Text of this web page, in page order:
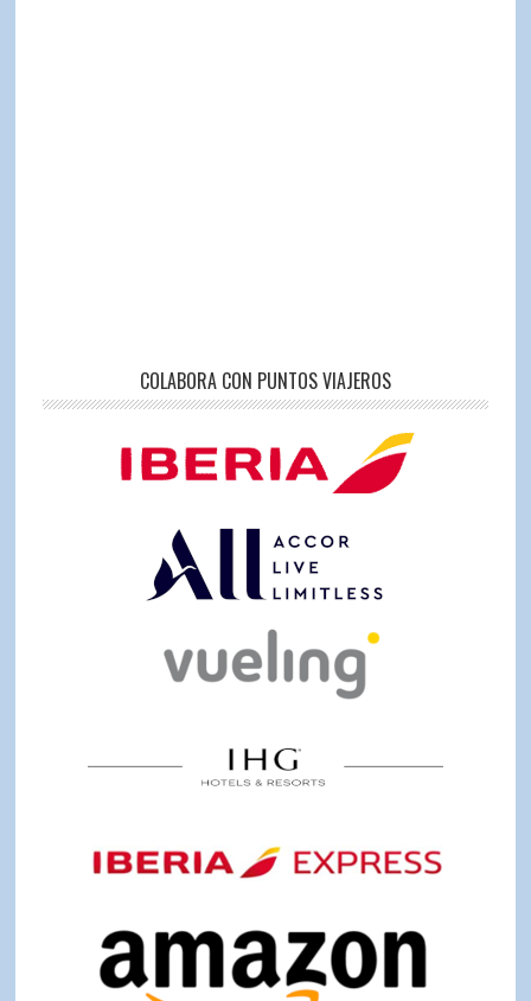
COLABORA CON PUNTOS VIAJEROS